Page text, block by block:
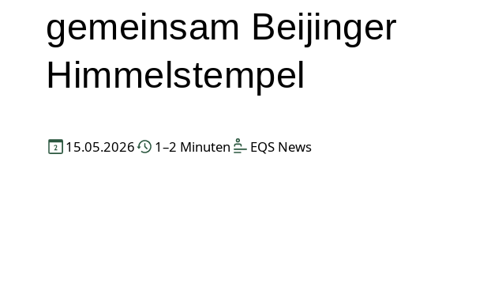
gemeinsam Beijinger
Himmelstempel
15.05.2026 1–2 Minuten EQS News